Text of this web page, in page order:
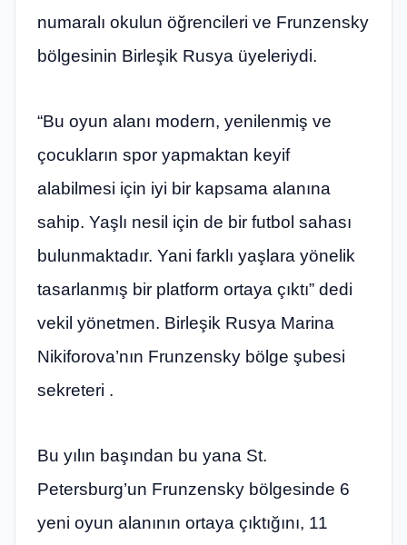
numaralı okulun öğrencileri ve Frunzensky
bölgesinin Birleşik Rusya üyeleriydi.
“Bu oyun alanı modern, yenilenmiş ve
çocukların spor yapmaktan keyif
alabilmesi için iyi bir kapsama alanına
sahip. Yaşlı nesil için de bir futbol sahası
bulunmaktadır. Yani farklı yaşlara yönelik
tasarlanmış bir platform ortaya çıktı” dedi
vekil yönetmen. Birleşik Rusya Marina
Nikiforova’nın Frunzensky bölge şubesi
sekreteri .
Bu yılın başından bu yana St.
Petersburg’un Frunzensky bölgesinde 6
yeni oyun alanının ortaya çıktığını, 11